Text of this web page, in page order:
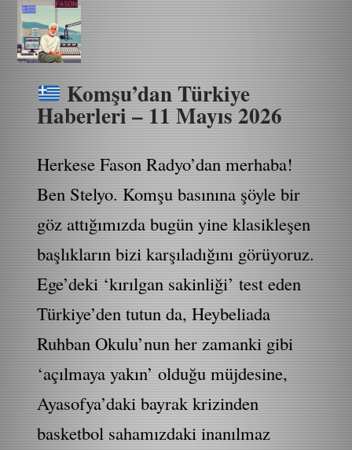
Komşu’dan Türkiye
Haberleri – 11 Mayıs 2026
Herkese Fason Radyo’dan merhaba!
Ben Stelyo. Komşu basınına şöyle bir
göz attığımızda bugün yine klasikleşen
başlıkların bizi karşıladığını görüyoruz.
Ege’deki ‘kırılgan sakinliği’ test eden
Türkiye’den tutun da, Heybeliada
Ruhban Okulu’nun her zamanki gibi
‘açılmaya yakın’ olduğu müjdesine,
Ayasofya’daki bayrak krizinden
basketbol sahamızdaki inanılmaz